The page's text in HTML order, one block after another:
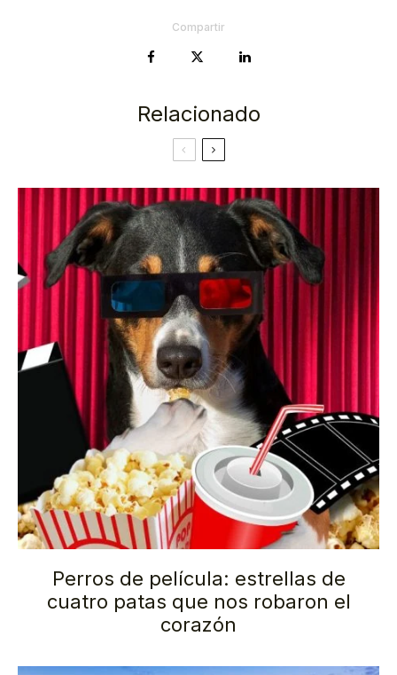
Compartir
Relacionado
Perros de película: estrellas de
cuatro patas que nos robaron el
corazón